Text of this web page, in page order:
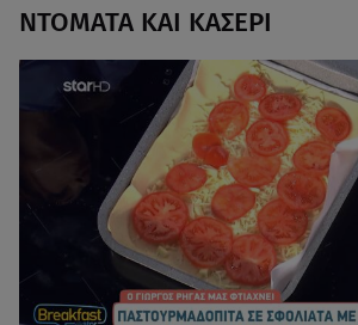
ΝΤΟΜΑΤΑ ΚΑΙ ΚΑΣΕΡΙ